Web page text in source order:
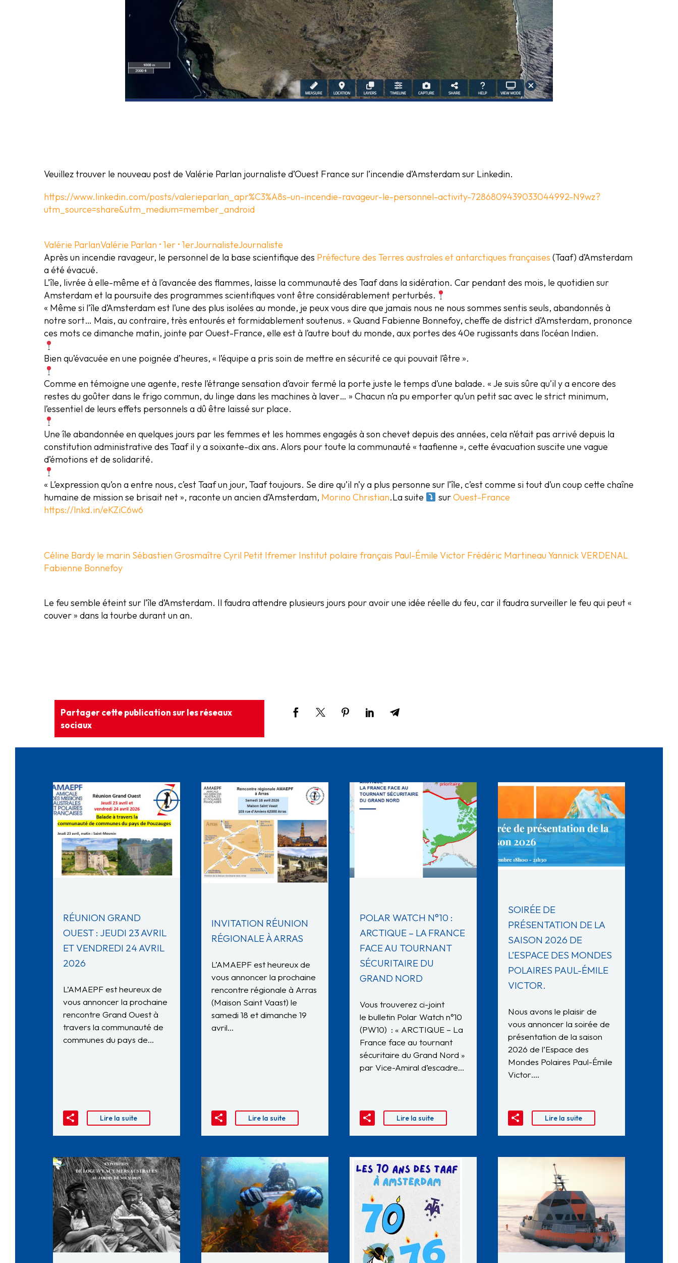
Veuillez trouver le nouveau post de Valérie Parlan journaliste d’Ouest France sur l’incendie d’Amsterdam sur Linkedin.
https://www.linkedin.com/posts/valerieparlan_apr%C3%A8s-un-incendie-ravageur-le-personnel-activity-7286809439033044992-N9wz?
utm_source=share&utm_medium=member_android
Valérie ParlanValérie Parlan • 1er • 1erJournalisteJournaliste
Après un incendie ravageur, le personnel de la base scientifique des Préfecture des Terres australes et antarctiques françaises (Taaf) d’Amsterdam
a été évacué.
L’île, livrée à elle-même et à l’avancée des flammes, laisse la communauté des Taaf dans la sidération. Car pendant des mois, le quotidien sur
Amsterdam et la poursuite des programmes scientifiques vont être considérablement perturbés.
« Même si l’île d’Amsterdam est l’une des plus isolées au monde, je peux vous dire que jamais nous ne nous sommes sentis seuls, abandonnés à
notre sort… Mais, au contraire, très entourés et formidablement soutenus. » Quand Fabienne Bonnefoy, cheffe de district d’Amsterdam, prononce
ces mots ce dimanche matin, jointe par Ouest-France, elle est à l’autre bout du monde, aux portes des 40e rugissants dans l’océan Indien.
Bien qu’évacuée en une poignée d’heures, « l’équipe a pris soin de mettre en sécurité ce qui pouvait l’être ».
Comme en témoigne une agente, reste l’étrange sensation d’avoir fermé la porte juste le temps d’une balade. « Je suis sûre qu’il y a encore des
restes du goûter dans le frigo commun, du linge dans les machines à laver… » Chacun n’a pu emporter qu’un petit sac avec le strict minimum,
l’essentiel de leurs effets personnels a dû être laissé sur place.
Une île abandonnée en quelques jours par les femmes et les hommes engagés à son chevet depuis des années, cela n’était pas arrivé depuis la
constitution administrative des Taaf il y a soixante-dix ans. Alors pour toute la communauté « taafienne », cette évacuation suscite une vague
d’émotions et de solidarité.
« L’expression qu’on a entre nous, c’est Taaf un jour, Taaf toujours. Se dire qu’il n’y a plus personne sur l’île, c’est comme si tout d’un coup cette chaîne
humaine de mission se brisait net », raconte un ancien d’Amsterdam, Morino Christian.La suite surOuest-France
https://lnkd.in/eKZiC6w6
Céline Bardy le marin Sébastien Grosmaître Cyril Petit Ifremer Institut polaire français Paul-Émile Victor Frédéric Martineau Yannick VERDENAL
Fabienne Bonnefoy
Le feu semble éteint sur l’île d’Amsterdam. Il faudra attendre plusieurs jours pour avoir une idée réelle du feu, car il faudra surveiller le feu qui peut «
couver » dans la tourbe durant un an.
Partager cette publication sur les réseaux
sociaux
RÉUNION GRAND
OUEST : JEUDI 23 AVRIL
ET VENDREDI 24 AVRIL
2026
L’AMAEPF est heureux de
vous annoncer la prochaine
rencontre Grand Ouest à
travers la communauté de
communes du pays de…
Lire la suite
INVITATION RÉUNION
RÉGIONALE À ARRAS
L’AMAEPF est heureux de
vous annoncer la prochaine
rencontre régionale à Arras
(Maison Saint Vaast) le
samedi 18 et dimanche 19
avril…
Lire la suite
POLAR WATCH N°10 :
ARCTIQUE – LA FRANCE
FACE AU TOURNANT
SÉCURITAIRE DU
GRAND NORD
Vous trouverez ci-joint
le bulletin Polar Watch n°10
(PW10) : « ARCTIQUE – La
France face au tournant
sécuritaire du Grand Nord »
par Vice-Amiral d’escadre…
Lire la suite
SOIRÉE DE
PRÉSENTATION DE LA
SAISON 2026 DE
L’ESPACE DES MONDES
POLAIRES PAUL-ÉMILE
VICTOR.
Nous avons le plaisir de
vous annoncer la soirée de
présentation de la saison
2026 de l’Espace des
Mondes Polaires Paul-Émile
Victor….
Lire la suite